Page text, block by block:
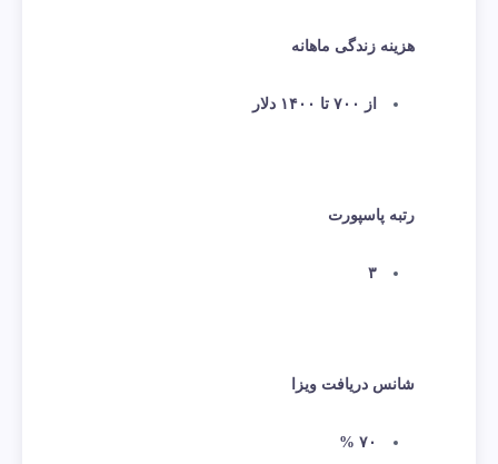
هزینه زندگی ماهانه
از ۷۰۰ تا ۱۴۰۰ دلار
رتبه پاسپورت
۳
شانس دریافت ویزا
۷۰ %